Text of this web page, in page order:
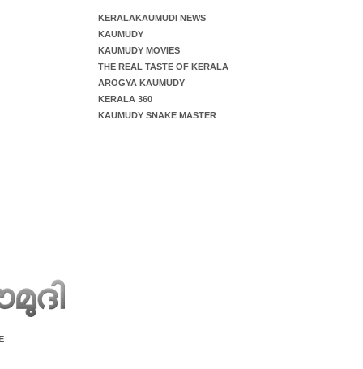
KERALAKAUMUDI NEWS
KAUMUDY
KAUMUDY MOVIES
THE REAL TASTE OF KERALA
AROGYA KAUMUDY
KERALA 360
KAUMUDY SNAKE MASTER